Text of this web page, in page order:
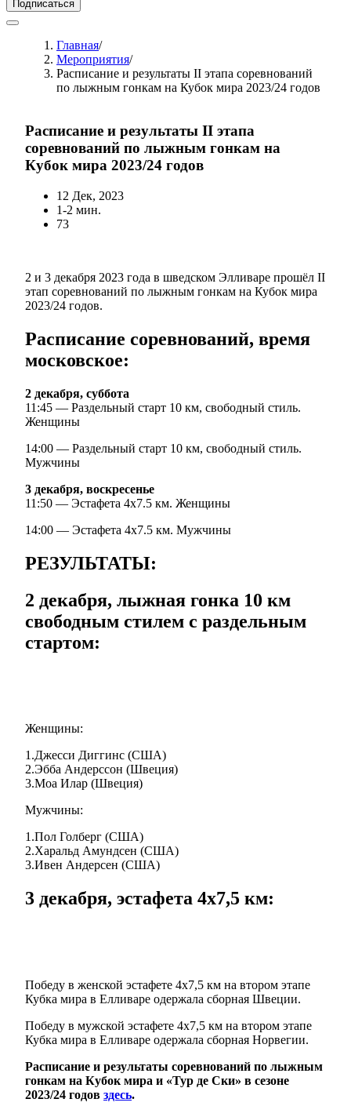
Подписаться
Главная/
Мероприятия/
Расписание и результаты II этапа соревнований
по лыжным гонкам на Кубок мира 2023/24 годов
Расписание и результаты II этапа
соревнований по лыжным гонкам на
Кубок мира 2023/24 годов
12 Дек, 2023
1-2 мин.
73
2 и 3 декабря 2023 года в шведском Элливаре прошёл II
этап соревнований по лыжным гонкам на Кубок мира
2023/24 годов.
Расписание соревнований, время
московское:
2 декабря, суббота
11:45 — Раздельный старт 10 км, свободный стиль.
Женщины
14:00 — Раздельный старт 10 км, свободный стиль.
Мужчины
3 декабря, воскресенье
11:50 — Эстафета 4х7.5 км. Женщины
14:00 — Эстафета 4х7.5 км. Мужчины
РЕЗУЛЬТАТЫ:
2 декабря, лыжная гонка 10 км
свободным стилем с раздельным
стартом:
Женщины:
1.Джесси Диггинс (США)
2.Эбба Андерссон (Швеция)
3.Моа Илар (Швеция)
Мужчины:
1.Пол Голберг (США)
2.Харальд Амундсен (США)
3.Ивен Андерсен (США)
3 декабря, эстафета 4х7,5 км:
Победу в женской эстафете 4х7,5 км на втором этапе
Кубка мира в Елливаре одержала сборная Швеции.
Победу в мужской эстафете 4х7,5 км на втором этапе
Кубка мира в Елливаре одержала сборная Норвегии.
Расписание и результаты соревнований по лыжным
гонкам на Кубок мира и «Тур де Ски» в сезоне
2023/24 годов здесь.